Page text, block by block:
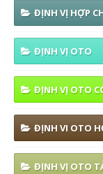
ĐỊNH VỊ HỢP
ĐỊNH VỊ OTO
ĐỊNH VỊ OTO
ĐỊNH VI OTO
ĐỊNH VỊ OTO